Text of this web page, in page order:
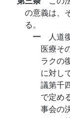
の意義は、
る。
一 人道
医療そ
ラクの
に対し
議第千
で定め
事会の